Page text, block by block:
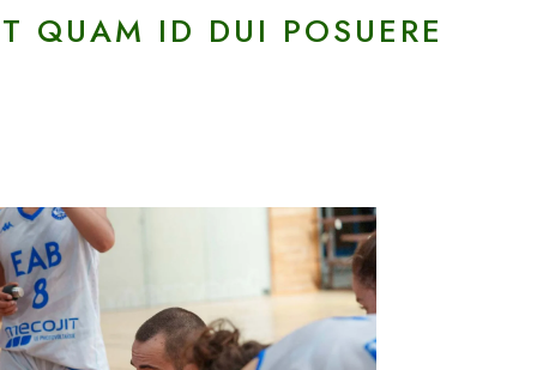
QUAM ID DUI POSUERE